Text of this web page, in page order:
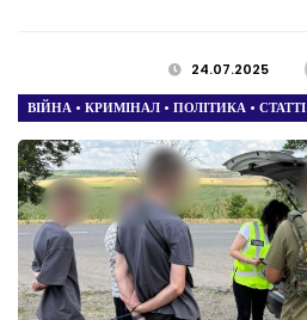
24.07.2025
ВІЙНА • КРИМІНАЛ • ПОЛІТИКА • СТАТТІ